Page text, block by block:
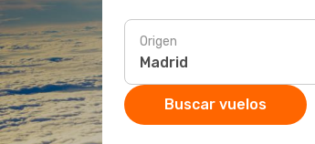
Origen
Buscar vuelos